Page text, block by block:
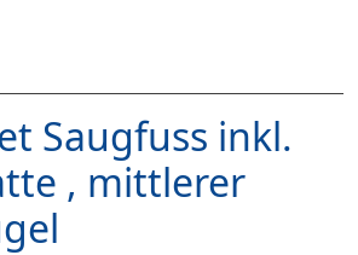
Saugfuss inkl.
, mittlerer